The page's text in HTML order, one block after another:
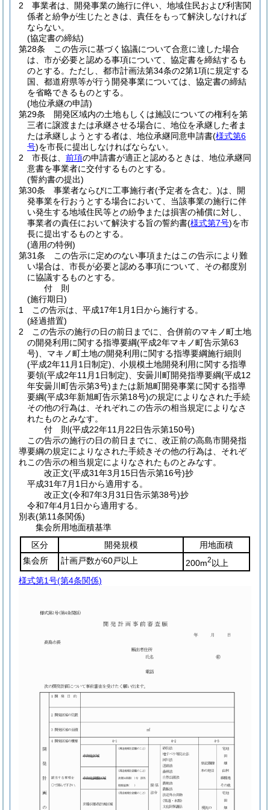
2
事業者は、開発事業の施行に伴い、地域住民および利害関
係者と紛争が生じたときは、責任をもって解決しなければ
ならない。
(協定書の締結)
第28条
この告示に基づく協議について合意に達した場合
は、市が必要と認める事項について、協定書を締結するも
のとする。 ただし、都市計画法第34条の2第1項に規定する
国、都道府県等が行う開発事業については、協定書の締結
を省略できるものとする。
(地位承継の申請)
第29条
開発区域内の土地もしくは施設についての権利を第
三者に譲渡または承継させる場合に、地位を承継した者ま
たは承継しようとする者は、地位承継同意申請書(様式第6
号)を市長に提出しなければならない。
2
市長は、 前項の申請書が適正と認めるときは、地位承継同
意書を事業者に交付するものとする。
(誓約書の提出)
第30条
事業者ならびに工事施行者(予定者を含む。)は、開
発事業を行おうとする場合において、当該事業の施行に伴
い発生する地域住民等との紛争または損害の補償に対し、
事業者の責任において解決する旨の誓約書(様式第7号)を市
長に提出するものとする。
(適用の特例)
第31条
この告示に定めのない事項またはこの告示により難
い場合は、市長が必要と認める事項について、その都度別
に協議するものとする。
付 則
(施行期日)
1
この告示は、平成17年1月1日から施行する。
(経過措置)
2
この告示の施行の日の前日までに、合併前のマキノ町土地
の開発利用に関する指導要綱(平成2年マキノ町告示第63
号) 、マキノ町土地の開発利用に関する指導要綱施行細則
(平成2年11月1日制定) 、小規模土地開発利用に関する指導
要領(平成2年11月1日制定) 、安曇川町開発指導要綱(平成12
年安曇川町告示第3号) または新旭町開発事業に関する指導
要綱(平成3年新旭町告示第18号)の規定によりなされた手続
その他の行為は、それぞれこの告示の相当規定によりなさ
れたものとみなす。
付 則(平成22年11月22日告示第150号)
この告示の施行の日の前日までに、改正前の高島市開発指
導要綱の規定によりなされた手続きその他の行為は、それぞ
れこの告示の相当規定によりなされたものとみなす。
改正文(平成31年3月15日告示第16号)抄
平成31年7月1日から適用する。
改正文(令和7年3月31日告示第38号)抄
令和7年4月1日から適用する。
別表(第11条関係)
集会所用地面積基準
区分
開発規模
用地面積
集会所
計画戸数が60戸以上 200m2 以上
様式第1号(第4条関係)